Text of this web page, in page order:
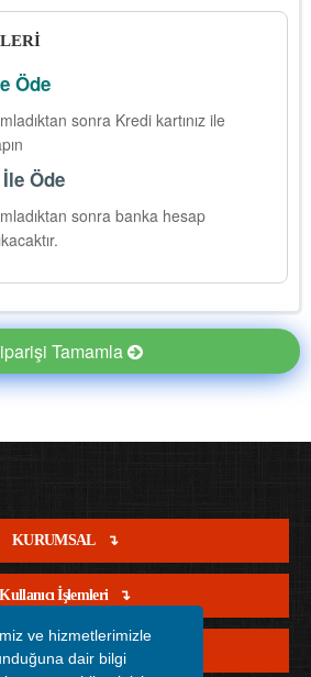
ve hizmetlerimizle
dair bilgi
Öde
sonra Kredi kartınız ile
Öde
sonra banka hesap
Tamamla
KURUMSAL
Kullanıcı İşlemleri
Satış İşlemleri